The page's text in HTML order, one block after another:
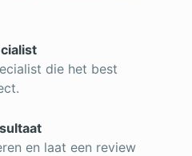
die het best
en laat een review